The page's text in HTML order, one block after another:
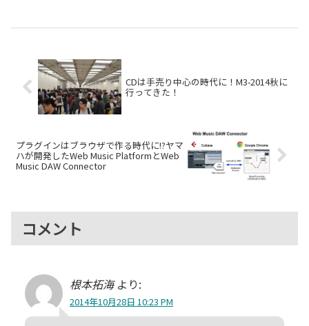
3300です。1977年から1981年に
本シンセサイザープロフェッショ
CDは手売り中心の時代に！M3-2014秋に
行ってきた！
プラグインはブラウザで作る時代に!?ヤマ
ハが開発したWeb Music PlatformとWeb
Music DAW Connector
コメント
根本拓海 より:
2014年10月28日 10:23 PM